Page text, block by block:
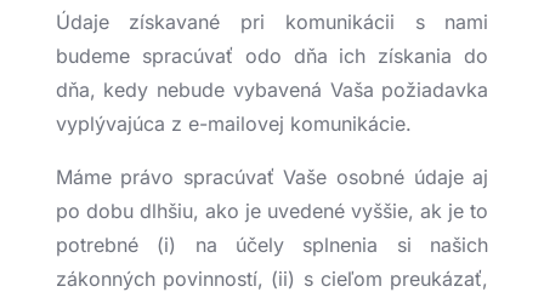
Údaje získavané pri komunikácii s nami
budeme spracúvať odo dňa ich získania do
dňa, kedy nebude vybavená Vaša požiadavka
vyplývajúca z e-mailovej komunikácie.
Máme právo spracúvať Vaše osobné údaje aj
po dobu dlhšiu, ako je uvedené vyššie, ak je to
potrebné (i) na účely splnenia si našich
zákonných povinností, (ii) s cieľom preukázať,